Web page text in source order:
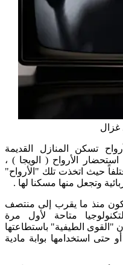
غزال
تسكن المنازل القديمة
الأرواح ( الويجا ) ،
حيث اتخذت تلك "الأرواح"
وتجعل منها مسكنا لها .
منذ ما يقرب إلى منتصف
متاحة لأول مرة
"القوى الطيفية" باستطاعتها
حتى استخدامها بوابة مادية